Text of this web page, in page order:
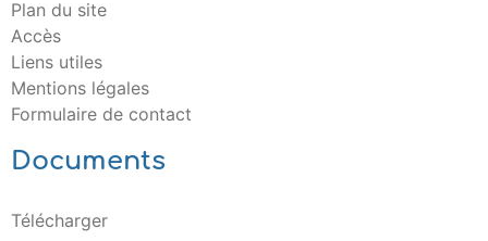
Plan du site
Accès
Liens utiles
Mentions légales
Formulaire de contact
Documents
Télécharger